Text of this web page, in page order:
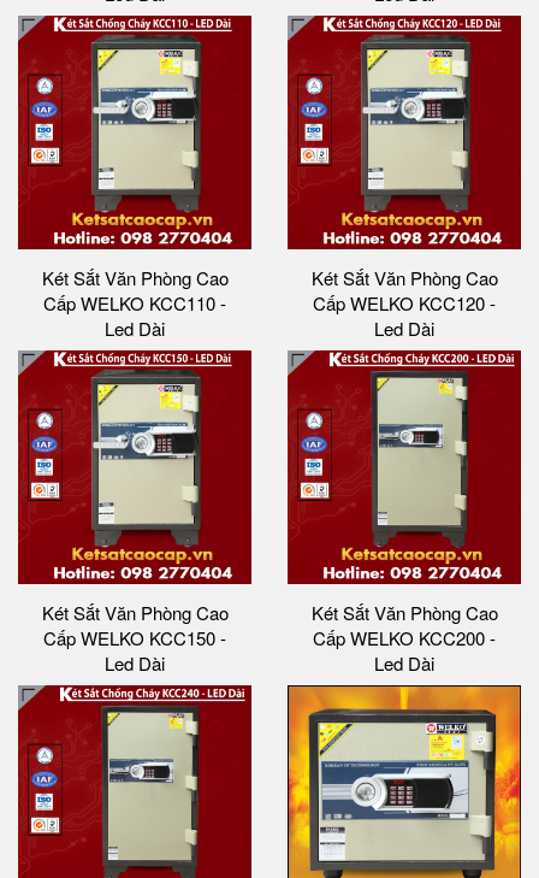
Két Sắt Văn Phòng Cao
Cấp WELKO KCC110 -
Led Dài
Két Sắt Văn Phòng Cao
Cấp WELKO KCC120 -
Led Dài
Két Sắt Văn Phòng Cao
Cấp WELKO KCC150 -
Led Dài
Két Sắt Văn Phòng Cao
Cấp WELKO KCC200 -
Led Dài